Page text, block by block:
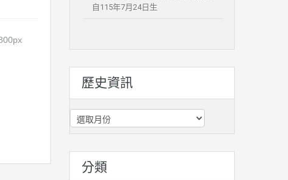
自115年7月24日生
歷史資訊
歷
史
訊
分類